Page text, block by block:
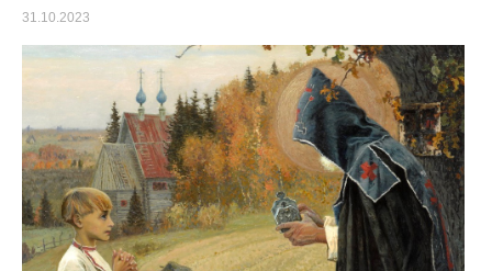
31.10.2023